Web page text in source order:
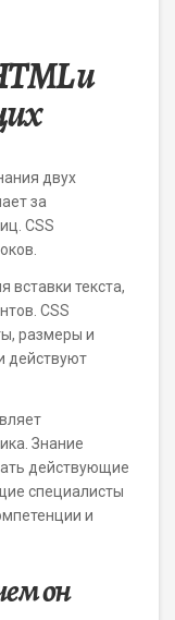
и
двух
за
CSS
вставки текста,
CSS
размеры и
действуют
Знание
действующие
специалисты
и
он